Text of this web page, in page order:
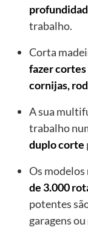
trabalho.
Corta
fazer
cornijas,
A sua
trabalho
duplo corte
Os modelos
de 3.000
potentes
garagens